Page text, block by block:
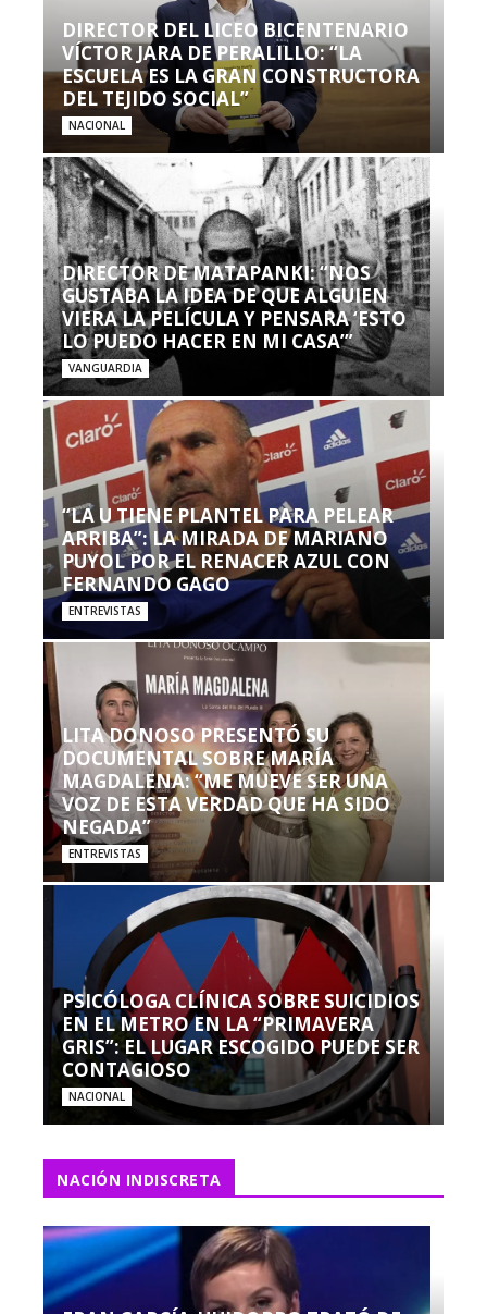
DIRECTOR DEL LICEO BICENTENARIO
VÍCTOR JARA DE PERALILLO: “LA
ESCUELA ES LA GRAN CONSTRUCTORA
DEL TEJIDO SOCIAL”
NACIONAL
DIRECTOR DE MATAPANKI: “NOS
GUSTABA LA IDEA DE QUE ALGUIEN
VIERA LA PELÍCULA Y PENSARA ‘ESTO
LO PUEDO HACER EN MI CASA’”
VANGUARDIA
“LA U TIENE PLANTEL PARA PELEAR
ARRIBA”: LA MIRADA DE MARIANO
PUYOL POR EL RENACER AZUL CON
FERNANDO GAGO
ENTREVISTAS
LITA DONOSO PRESENTÓ SU
DOCUMENTAL SOBRE MARÍA
MAGDALENA: “ME MUEVE SER UNA
VOZ DE ESTA VERDAD QUE HA SIDO
NEGADA”
ENTREVISTAS
PSICÓLOGA CLÍNICA SOBRE SUICIDIOS
EN EL METRO EN LA “PRIMAVERA
GRIS”: EL LUGAR ESCOGIDO PUEDE SER
CONTAGIOSO
NACIONAL
NACIÓN INDISCRETA